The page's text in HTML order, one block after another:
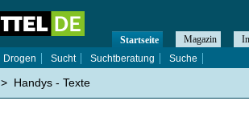
Startseite Magazin
Drogen Sucht Suchtberatung Suche
> Handys - Texte